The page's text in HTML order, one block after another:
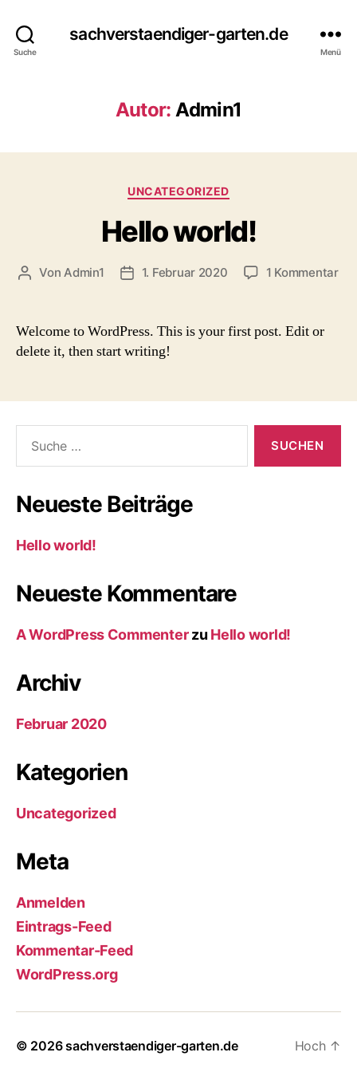
Suche
sachverstaendiger-garten.de
Menü
Autor: Admin1
Kategorien
UNCATEGORIZED
Hello world!
Beitragsautor
Von Admin1 Beitragsdatum
1. Februar 2020 1 Kommentarzu
Welcome to WordPress. This is your first post. Edit or
delete it, then start writing!
nach:
Neueste Beiträge
Hello world!
Neueste Kommentare
A WordPress Commenterzu Hello world!
Archiv
Februar 2020
Kategorien
Uncategorized
Meta
Anmelden
Eintrags-Feed
Kommentar-Feed
WordPress.org
© 2026sachverstaendiger-garten.de Hoch ↑